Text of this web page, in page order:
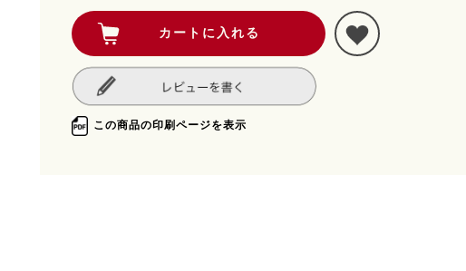
この商品の印刷ページを表示